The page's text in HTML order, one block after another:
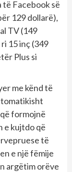
Facebook së
129 dollarë),
TV (149
15 inç (349
Plus si
me kënd të
formojnë
e kujtdo që
të
e një fëmije
argëtim orëve